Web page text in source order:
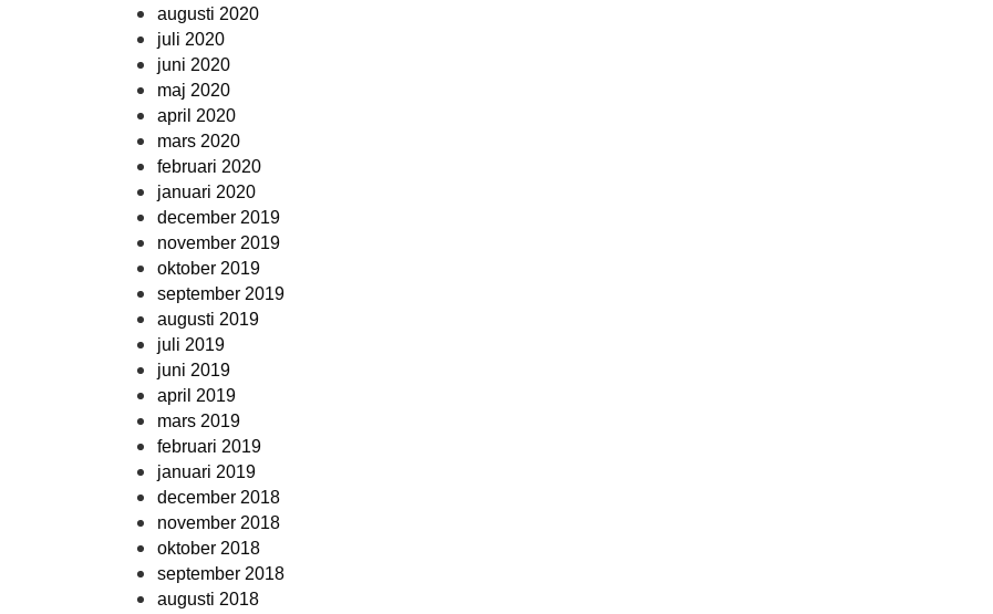
augusti 2020
juli 2020
juni 2020
maj 2020
april 2020
mars 2020
februari 2020
januari 2020
december 2019
november 2019
oktober 2019
september 2019
augusti 2019
juli 2019
juni 2019
april 2019
mars 2019
februari 2019
januari 2019
december 2018
november 2018
oktober 2018
september 2018
augusti 2018